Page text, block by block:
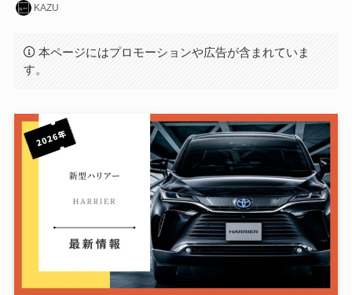
KAZU
本ページにはプロモーションや広告が含まれていま
す。